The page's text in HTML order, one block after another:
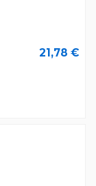
21,78 €